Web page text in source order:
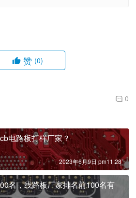
赞 (0)
0
电路板打样厂家？
2023年6月9日 pm11:28
名，线路板厂家排名前100名有